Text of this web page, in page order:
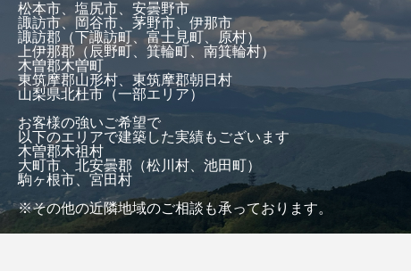
松本市、塩尻市、安曇野市
諏訪市、岡谷市、茅野市、伊那市
諏訪郡（下諏訪町、富士見町、原村）
上伊那郡（辰野町、箕輪町、南箕輪村）
木曽郡木曽町
東筑摩郡山形村、東筑摩郡朝日村
山梨県北杜市（一部エリア）
お客様の強いご希望で
以下のエリアで建築した実績もございます
木曽郡木祖村
大町市、北安曇郡（松川村、池田町）
駒ヶ根市、宮田村
※その他の近隣地域のご相談も承っております。